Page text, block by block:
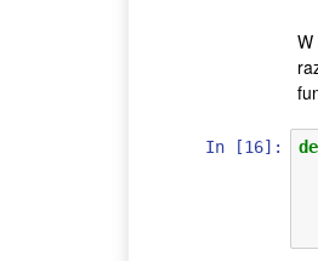
W
In [16]: